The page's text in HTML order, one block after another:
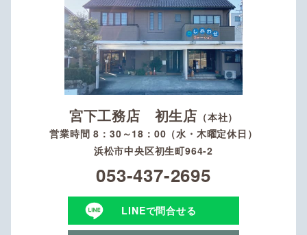
宮下工務店 初生店 （本社）
営業時間 8：30～18：00（水・木曜定休日）
浜松市中央区初生町964-2
053-437-2695
LINEで問合せる